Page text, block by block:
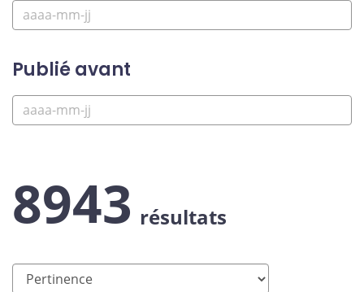
Publié avant
8943 résultats